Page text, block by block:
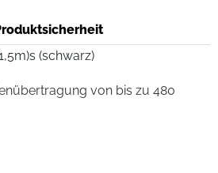
(schwarz)
von bis zu 480